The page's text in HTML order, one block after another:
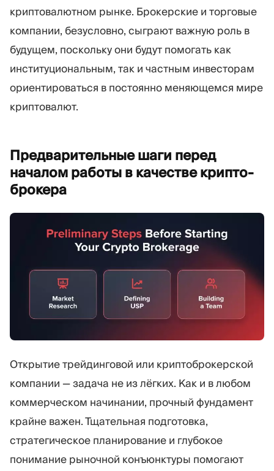
криптовалютном рынке. Брокерские и торговые
компании, безусловно, сыграют важную роль в
будущем, поскольку они будут помогать как
институциональным, так и частным инвесторам
ориентироваться в постоянно меняющемся мире
криптовалют.
Предварительные шаги перед
началом работы в качествекрипто-
брокера
Открытие трейдинговой или криптоброкерской
компании — задача не из лёгких. Как и в любом
коммерческом начинании, прочный фундамент
крайне важен. Тщательная подготовка,
стратегическое планирование и глубокое
понимание рыночной конъюнктуры помогают